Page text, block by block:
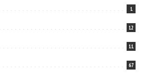
1
12
11
67